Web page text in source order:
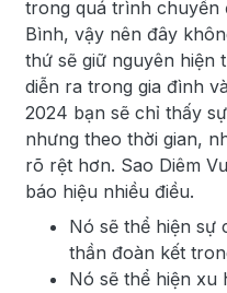
trong quá trình chuyển
Bình, vậy nên đây
thứ sẽ giữ nguyên hiện
diễn ra trong gia đình
2024 bạn sẽ chỉ thấy
nhưng theo thời gian,
rõ rệt hơn. Sao Diêm
báo hiệu nhiều điều.
Nó sẽ thể hiện sự
thần đoàn kết
Nó sẽ thể hiện xu